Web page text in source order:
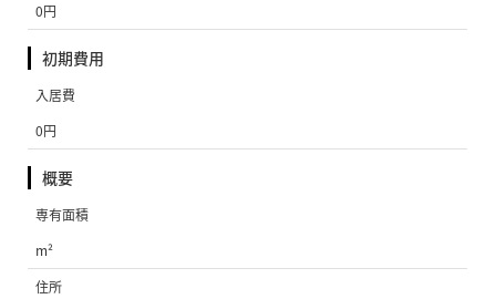
0円
初期費用
入居費
0円
概要
専有面積
m²
住所